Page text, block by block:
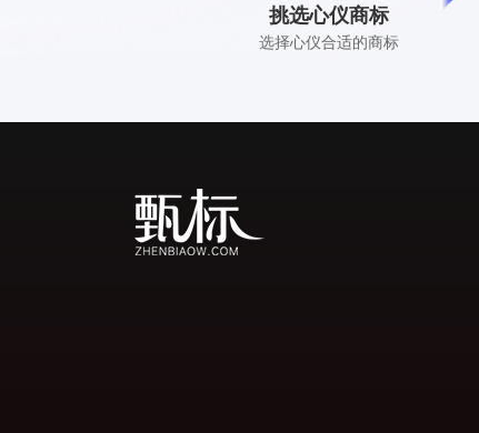
挑选心仪商标
选择心仪合适的商标